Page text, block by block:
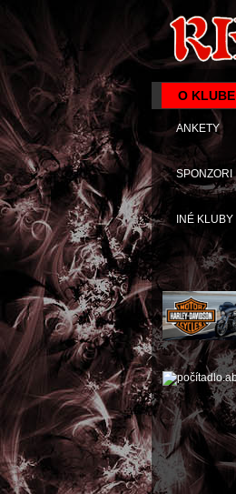
O KLUBE
ANKETY
SPONZORI
INÉ KLUBY